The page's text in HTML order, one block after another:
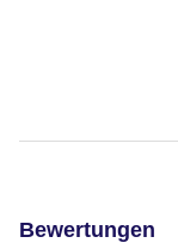
Bewertungen